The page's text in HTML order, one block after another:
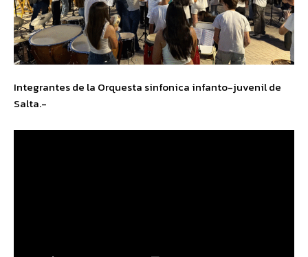
Integrantes de la Orquesta sinfonica infanto-juvenil de
Salta.-